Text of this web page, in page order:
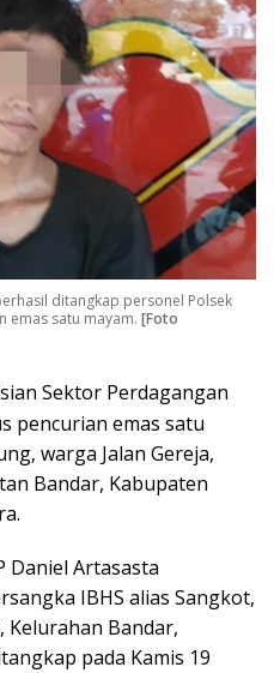
ditangkap personel Polsek
emas satu mayam. [Foto
Sektor Perdagangan
pencurian emas satu
warga Jalan Gereja,
Bandar, Kabupaten
Daniel Artasasta
IBHS alias Sangkot,
Kelurahan Bandar,
pada Kamis 19